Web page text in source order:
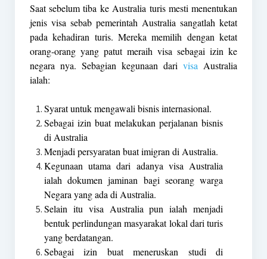
Saat sebelum tiba ke Australia turis mesti menentukan
jenis visa sebab pemerintah Australia sangatlah ketat
pada kehadiran turis. Mereka memilih dengan ketat
orang-orang yang patut meraih visa sebagai izin ke
negara nya. Sebagian kegunaan darivisa Australia
ialah:
Syarat untuk mengawali bisnis internasional.
Sebagai izin buat melakukan perjalanan bisnis
di Australia
Menjadi persyaratan buat imigran di Australia.
Kegunaan utama dari adanya visa Australia
ialah dokumen jaminan bagi seorang warga
Negara yang ada di Australia.
Selain itu visa Australia pun ialah menjadi
bentuk perlindungan masyarakat lokal dari turis
yang berdatangan.
Sebagai izin buat meneruskan studi di